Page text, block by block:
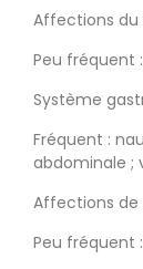
Affections du
Peu fréquent
Système
Fréquent :
abdominale ;
Affections de
Peu fréquent